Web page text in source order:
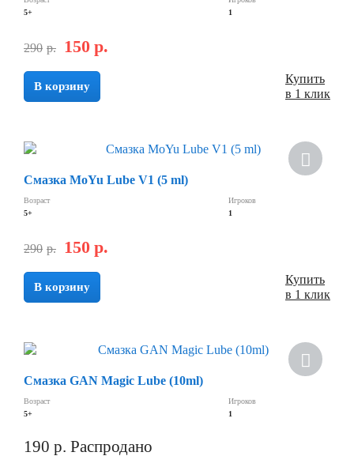
5+
1
290 р. 150 р.
В корзину
Купить
в 1 клик
Смазка MoYu Lube V1 (5 ml)
Возраст
5+
Игроков
1
290 р. 150 р.
В корзину
Купить
в 1 клик
Смазка GAN Magic Lube (10ml)
Возраст
5+
Игроков
1
190 р. Распродано